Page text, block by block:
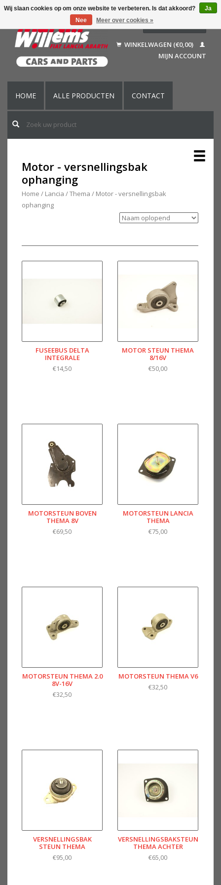
Français
English (US)
WINKELWAGEN (€0,00)
MIJN ACCOUNT
HOME ALLE PRODUCTEN CONTACT
Motor - versnellingsbak
ophanging
Home / Lancia /Thema / Motor - versnellingsbak
ophanging
FUSEEBUS DELTA
INTEGRALE
€14,50
MOTOR STEUN THEMA
8/16V
€50,00
MOTORSTEUN BOVEN
THEMA 8V
€69,50
MOTORSTEUN LANCIA
THEMA
€75,00
MOTORSTEUN THEMA 2.0
8V-16V
€32,50
MOTORSTEUN THEMA V6
€32,50
VERSNELLINGSBAK
STEUN THEMA
€95,00
VERSNELLINGSBAKSTEUN
THEMA ACHTER
€65,00
Wij slaan cookies op om onze website te verbeteren. Is dat akkoord?
Ja
Nee
Meer over cookies »